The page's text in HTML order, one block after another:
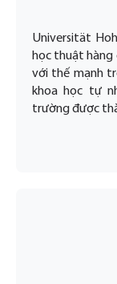
Universität
học thuật hàng
với thế mạnh
khoa học tự
trường được